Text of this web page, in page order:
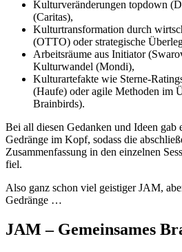
Kulturveränderungen topdown
(Caritas),
Kulturtransformation durch
(OTTO) oder strategische
Arbeitsräume aus Initiator
Kulturwandel (Mondi),
Kulturartefakte wie Sterne-
(Haufe) oder agile Methoden im
Brainbirds).
Bei all diesen Gedanken und Ideen gab
Gedränge im Kopf, sodass die
Zusammenfassung in den einzelnen
fiel.
Also ganz schon viel geistiger JAM,
Gedränge …
JAM – Gemeinsames